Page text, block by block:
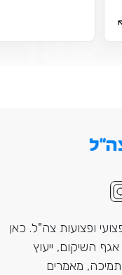
ופצועות צה"ל. כאן
השיקום, ייעוץ
מאמרים